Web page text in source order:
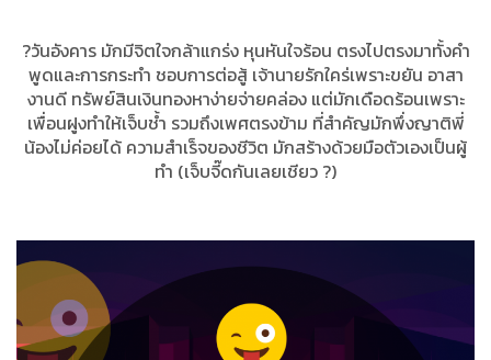
?วันอังคาร มักมีจิตใจกล้าแกร่ง หุนหันใจร้อน ตรงไปตรงมาทั้งคำ
พูดและการกระทำ ชอบการต่อสู้ เจ้านายรักใคร่เพราะขยัน อาสา
งานดี ทรัพย์สินเงินทองหาง่ายจ่ายคล่อง แต่มักเดือดร้อนเพราะ
เพื่อนฝูงทำให้เจ็บช้ำ รวมถึงเพศตรงข้าม ที่สำคัญมักพึ่งญาติพี่
น้องไม่ค่อยได้ ความสำเร็จของชีวิต มักสร้างด้วยมือตัวเองเป็นผู้
ทำ (เจ็บจี๊ดกันเลยเชียว ?)